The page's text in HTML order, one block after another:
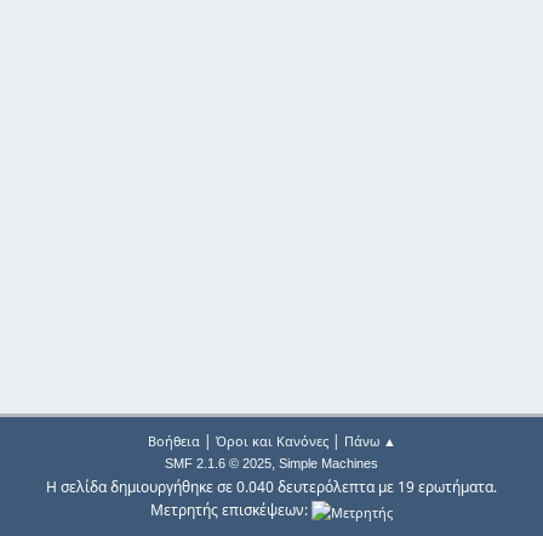
Βοήθεια| Όροι και Κανόνες| Πάνω ▲
SMF 2.1.6 © 2025, Simple Machines
Η σελίδα δημιουργήθηκε σε 0.040 δευτερόλεπτα με 19 ερωτήματα.
Μετρητής επισκέψεων: